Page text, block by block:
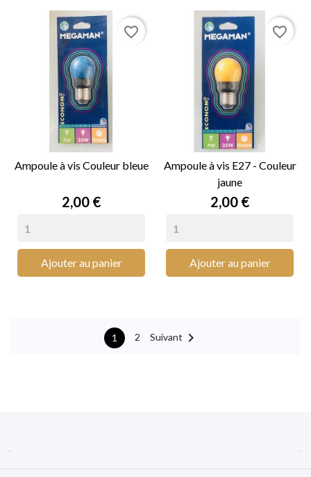
Ampoule à vis Couleur bleue
Prix
2,00 €
Ajouter au panier
favorite_border
Ampoule à vis E27 - Couleur
jaune
Prix
2,00 €
Ajouter au panier
favorite_border
1 2 Suivant 
 